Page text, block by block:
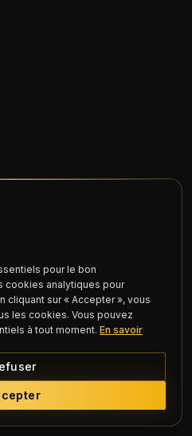
pour le bon
cookies analytiques pour
cliquant sur « Accepter », vous
les cookies. Vous pouvez
à tout moment. En savoir